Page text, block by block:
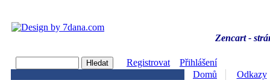
Zencart -
Registrovat
Přihlášení
Domů
Odkazy